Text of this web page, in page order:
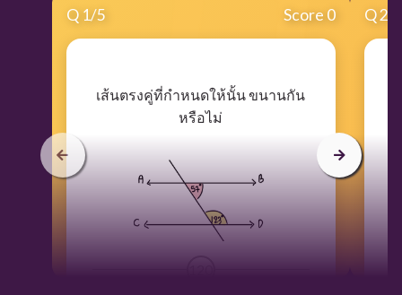
Q 1/5 Score 0
​เส้นตรงคู่ที่กำหนดให้นั้น ขนานกัน
หรือไม่
Q2